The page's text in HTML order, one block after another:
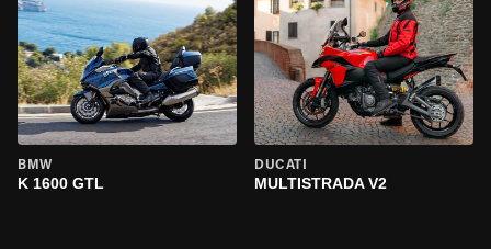
BMW
K 1600 GTL
DUCATI
MULTISTRADA V2